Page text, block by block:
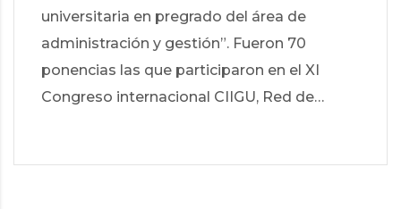
universitaria en pregrado del área de
administración y gestión”. Fueron 70
ponencias las que participaron en el XI
Congreso internacional CIIGU, Red de…